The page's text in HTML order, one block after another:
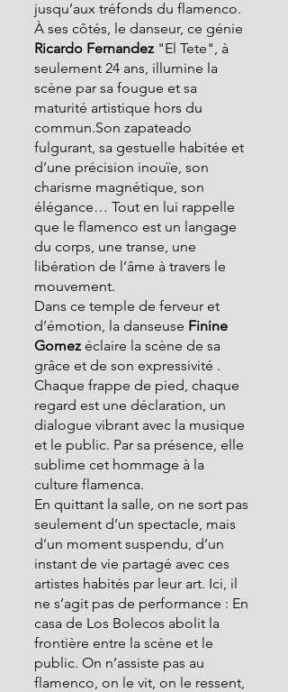
jusqu’aux tréfonds du flamenco.
À ses côtés, le danseur, ce génie
Ricardo Fernandez "El Tete", à
seulement 24 ans, illumine la
scène par sa fougue et sa
maturité artistique hors du
commun.Son zapateado
fulgurant, sa gestuelle habitée et
d’une précision inouïe, son
charisme magnétique, son
élégance… Tout en lui rappelle
que le flamenco est un langage
du corps, une transe, une
libération de l’âme à travers le
mouvement.
Dans ce temple de ferveur et
d’émotion, la danseuse Finine
Gomez éclaire la scène de sa
grâce et de son expressivité .
Chaque frappe de pied, chaque
regard est une déclaration, un
dialogue vibrant avec la musique
et le public. Par sa présence, elle
sublime cet hommage à la
culture flamenca.
En quittant la salle, on ne sort pas
seulement d’un spectacle, mais
d’un moment suspendu, d’un
instant de vie partagé avec ces
artistes habités par leur art. Ici, il
ne s’agit pas de performance : En
casa de Los Bolecos abolit la
frontière entre la scène et le
public. On n’assiste pas au
flamenco, on le vit, on le ressent,